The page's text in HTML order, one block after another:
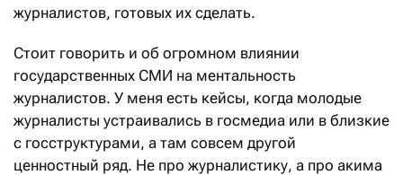
журналистов, готовых их сделать.
Стоит говорить и об огромном влиянии
государственных СМИ на ментальность
журналистов. У меня есть кейсы, когда молодые
журналисты устраивались в госмедиа или в близкие
с госструктурами, а там совсем другой
ценностный ряд. Не про журналистику, а про акима